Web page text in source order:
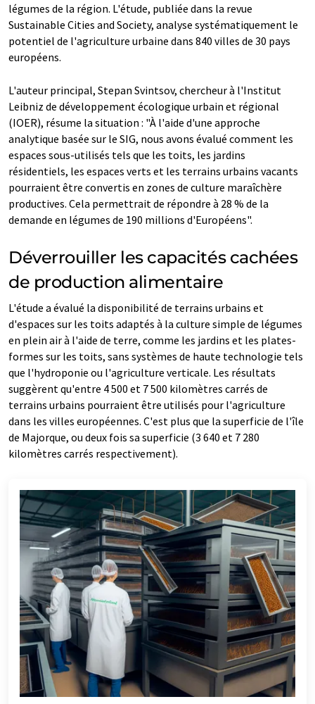
légumes de la région. L'étude, publiée dans la revue
Sustainable Cities and Society, analyse systématiquement le
potentiel de l'agriculture urbaine dans 840 villes de 30 pays
européens.
L'auteur principal, Stepan Svintsov, chercheur à l'Institut
Leibniz de développement écologique urbain et régional
(IOER), résume la situation : "À l'aide d'une approche
analytique basée sur le SIG, nous avons évalué comment les
espaces sous-utilisés tels que les toits, les jardins
résidentiels, les espaces verts et les terrains urbains vacants
pourraient être convertis en zones de culture maraîchère
productives. Cela permettrait de répondre à 28 % de la
demande en légumes de 190 millions d'Européens".
Déverrouiller les capacités cachées
de production alimentaire
L'étude a évalué la disponibilité de terrains urbains et
d'espaces sur les toits adaptés à la culture simple de légumes
en plein air à l'aide de terre, comme les jardins et les plates-
formes sur les toits, sans systèmes de haute technologie tels
que l'hydroponie ou l'agriculture verticale. Les résultats
suggèrent qu'entre 4 500 et 7 500 kilomètres carrés de
terrains urbains pourraient être utilisés pour l'agriculture
dans les villes européennes. C'est plus que la superficie de l'île
de Majorque, ou deux fois sa superficie (3 640 et 7 280
kilomètres carrés respectivement).